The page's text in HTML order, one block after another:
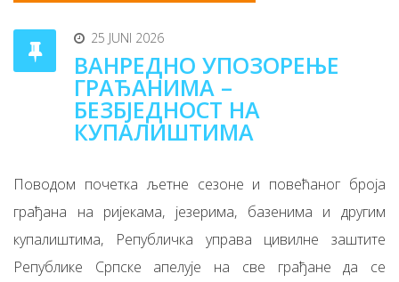
25 JUNI 2026
ВАНРЕДНО УПОЗОРЕЊЕ
ГРАЂАНИМА –
БЕЗБЈЕДНОСТ НА
КУПАЛИШТИМА
Поводом почетка љетне сезоне и повећаног броја
грађана на ријекама, језерима, базенима и другим
купалиштима, Републичка управа цивилне заштите
Републике Српске апелује на све грађане да се